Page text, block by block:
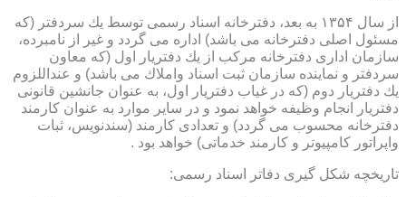
از سال ۱۳۵۴ به بعد، دفترخانه اسناد رسمی توسط یك سردفتر (كه
مسئول اصلی دفترخانه می باشد) اداره می گردد و غیر از نامبرده،
سازمان اداری دفترخانه مركب از یك دفتریار اول (كه معاون
سردفتر و نماینده سازمان ثبت اسناد واملاك می باشد) و عنداللزوم
یك دفتریار دوم (كه در غیاب دفتریار اول، به عنوان جانشین قانونی
دفتریار انجام وظیفه خواهد نمود و در سایر موارد به عنوان كارمند
دفترخانه محسوب می گردد) و تعدادی كارمند (سندنویس، ثبات
واپراتور كامپیوتر و كارمند خدماتی) خواهد بود .
تاریخچه شكل گیری دفاتر اسناد رسمی: